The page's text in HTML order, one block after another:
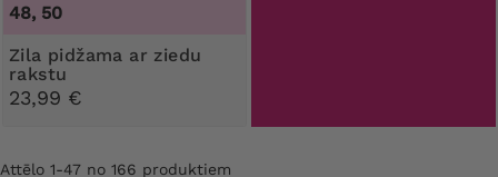
48, 50
Zila pidžama ar ziedu
rakstu
23,99 €
Attēlo 1-47 no 166 produktiem